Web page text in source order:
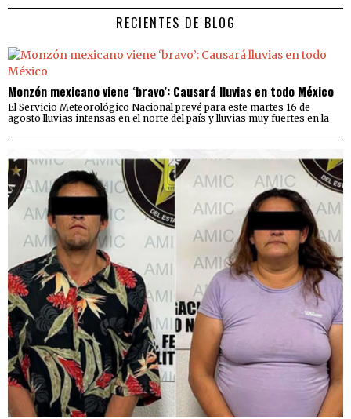
RECIENTES DE BLOG
Monzón mexicano viene ‘bravo’: Causará lluvias en todo México
El Servicio Meteorológico Nacional prevé para este martes 16 de
agosto lluvias intensas en el norte del país y lluvias muy fuertes en la